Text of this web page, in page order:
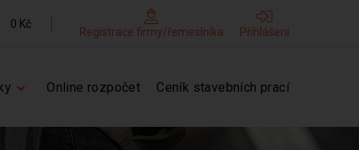
0 Kč
Registrace firmy/řemeslníka Přihlášení
Online rozpočet Ceník stavebních prací